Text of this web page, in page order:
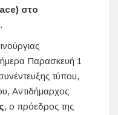
στο
.
Παρασκευή 1
τύπου,
Αντιδήμαρχος
, ο πρόεδρος της